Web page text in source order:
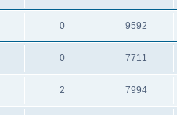
0 9592
0 7711
2 7994